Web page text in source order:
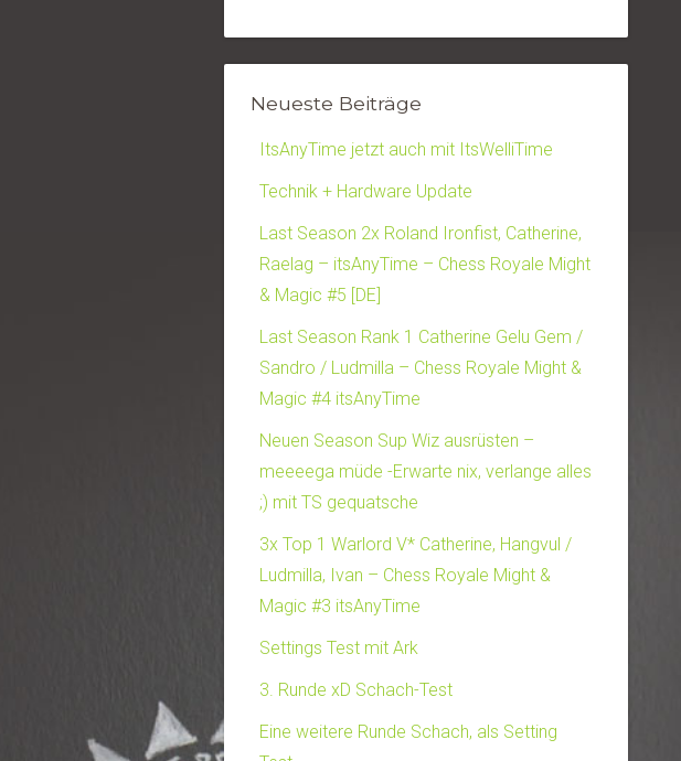
Neueste Beiträge
ItsAnyTime jetzt auch mit ItsWelliTime
Technik + Hardware Update
Last Season 2x Roland Ironfist, Catherine,
Raelag – itsAnyTime – Chess Royale Might
& Magic #5 [DE]
Last Season Rank 1 Catherine Gelu Gem /
Sandro / Ludmilla – Chess Royale Might &
Magic #4 itsAnyTime
Neuen Season Sup Wiz ausrüsten –
meeeega müde -Erwarte nix, verlange alles
;) mit TS gequatsche
3x Top 1 Warlord V* Catherine, Hangvul /
Ludmilla, Ivan – Chess Royale Might &
Magic #3 itsAnyTime
Settings Test mit Ark
3. Runde xD Schach-Test
Eine weitere Runde Schach, als Setting